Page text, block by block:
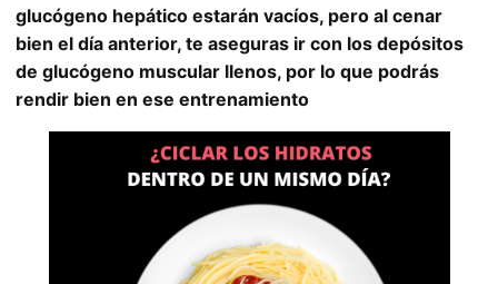
glucógeno hepático estarán vacíos, pero al cenar
bien el día anterior, te aseguras ir con los depósitos
de glucógeno muscular llenos, por lo que podrás
rendir bien en ese entrenamiento